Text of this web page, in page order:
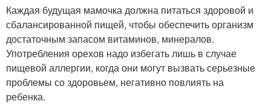
Каждая будущая мамочка должна питаться здоровой и
сбалансированной пищей, чтобы обеспечить организм
достаточным запасом витаминов, минералов.
Употребления орехов надо избегать лишь в случае
пищевой аллергии, когда они могут вызвать серьезные
проблемы со здоровьем, негативно повлиять на
ребенка.